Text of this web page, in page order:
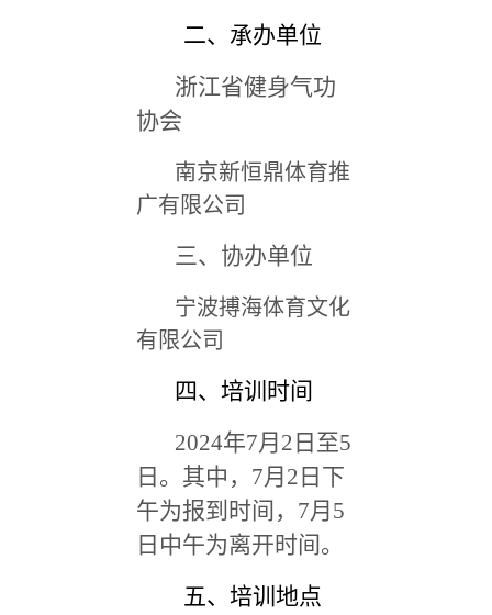
二、承办单位
浙江省健身气功
协会
南京新恒鼎体育推
广有限公司
三、协办单位
宁波搏海体育文化
有限公司
四、培训时间
2024年7月2日至5
日。其中，7月2日下
午为报到时间，7月5
日中午为离开时间。
五、培训地点